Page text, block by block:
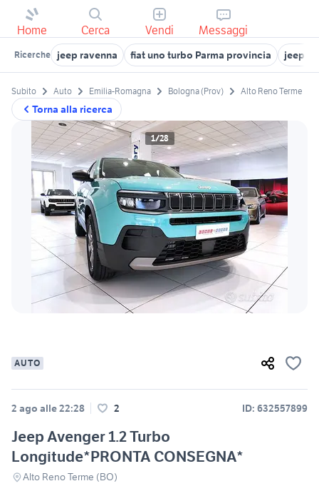
Home Cerca Vendi Messaggi
Ricerche jeep ravenna fiat uno turbo Parma provincia jeep
Torna alla ricerca
Subito Auto Emilia-Romagna Bologna (Prov) Alto Reno Terme
1/28
AUTO
2 ago alle 22:28 2 ID: 632557899
Jeep Avenger 1.2 Turbo
Longitude*PRONTA CONSEGNA*
Alto Reno Terme (BO)